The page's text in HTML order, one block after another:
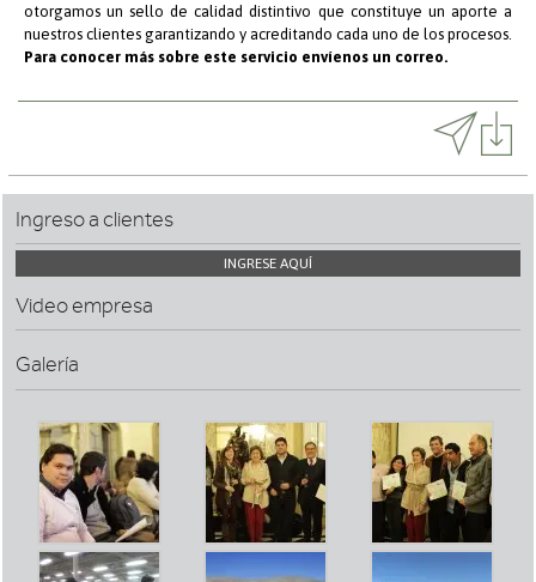
otorgamos un sello de calidad distintivo que constituye un aporte a
nuestros clientes garantizando y acreditando cada uno de los procesos.
Para conocer más sobre este servicio envíenos un correo.
Ingreso a clientes
INGRESE AQUÍ
Video empresa
Galería